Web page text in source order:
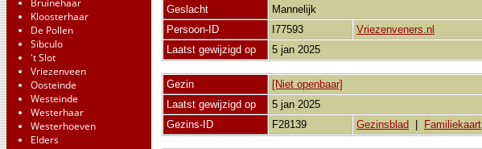
Bruinehaar
Kloosterhaar
De Pollen
Sibculo
't Slot
Vriezenveen
Oosteinde
Westeinde
Westerhaar
Westerhoeven
Elders
Geslacht
Mannelijk
Persoon-ID
I77593
Vriezenveners.nl
Laatst gewijzigd op
5 jan 2025
Gezin
[Niet openbaar]
Laatst gewijzigd op
5 jan 2025
Gezins-ID
F28139 Gezinsblad Familiekaart